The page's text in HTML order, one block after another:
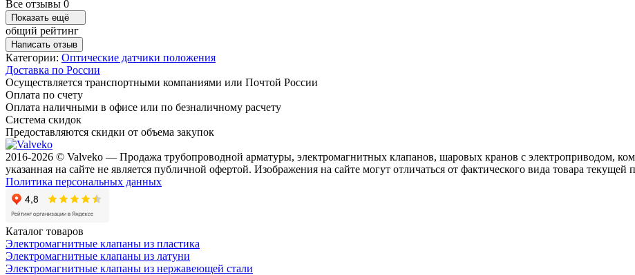
Все отзывы 0
Показать ещё
общий рейтинг
Написать отзыв
Категории: Оптические датчики положения
Доставка по России
Осуществляется транспортными компаниями или Почтой России
Оплата по счету
Оплата наличными в офисе или по безналичному расчету
Система скидок
Предоставляются скидки от объема закупок
2016-2026 © Valveko — Продажа трубопроводной арматуры, электромагнитных клапанов, шаровых кранов с электроприводом,
указанная на сайте не является публичной офертой. Изображения на сайте могут отличаться от фактического вида товара текущей
Политика персональных данных
Каталог товаров
Электромагнитные клапаны из пластика
Электромагнитные клапаны из латуни
Электромагнитные клапаны из нержавеющей стали